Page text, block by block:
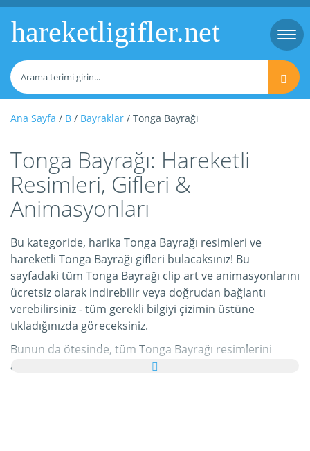
hareketligifler.net
Ana Sayfa / B / Bayraklar / Tonga Bayrağı
Tonga Bayrağı: Hareketli
Resimleri, Gifleri &
Animasyonları
Bu kategoride, harika Tonga Bayrağı resimleri ve
hareketli Tonga Bayrağı gifleri bulacaksınız! Bu
sayfadaki tüm Tonga Bayrağı clip art ve animasyonlarını
ücretsiz olarak indirebilir veya doğrudan bağlantı
verebilirsiniz - tüm gerekli bilgiyi çizimin üstüne
tıkladığınızda göreceksiniz.
Bunun da ötesinde, tüm Tonga Bayrağı resimlerini
ailenize ve arkadaşlarınıza tebrik kartı olarak ücretsiz